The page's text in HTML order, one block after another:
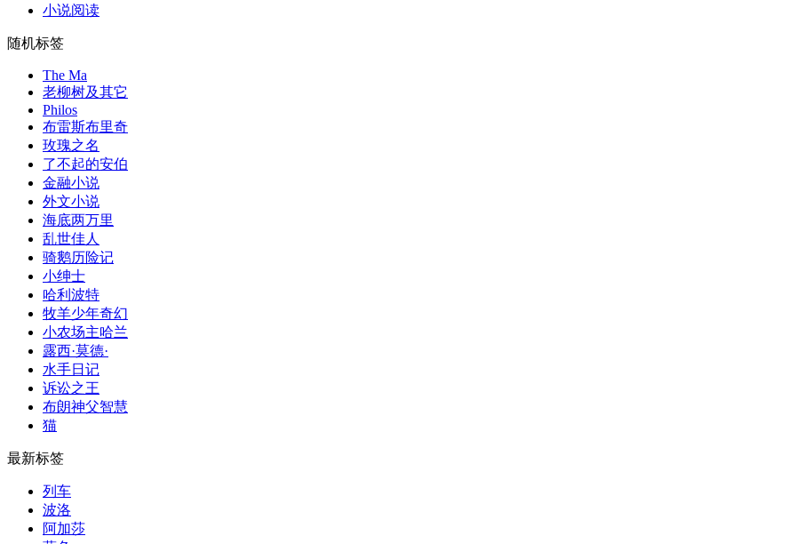
小说阅读
随机标签
The Ma
老柳树及其它
Philos
布雷斯布里奇
玫瑰之名
了不起的安伯
金融小说
外文小说
海底两万里
乱世佳人
骑鹅历险记
小绅士
哈利波特
牧羊少年奇幻
小农场主哈兰
露西·莫德·
水手日记
诉讼之王
布朗神父智慧
猫
最新标签
列车
波洛
阿加莎